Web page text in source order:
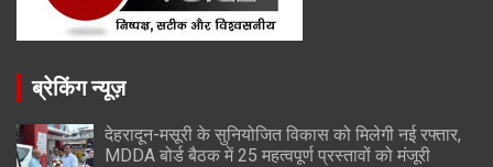
ब्रेकिंग न्यूज़
देहरादून-मसूरी के सुनियोजित विकास को मिलेगी नई रफ्तार,
MDDA बोर्ड बैठक में 25 महत्वपूर्ण प्रस्तावों को मंजूरी